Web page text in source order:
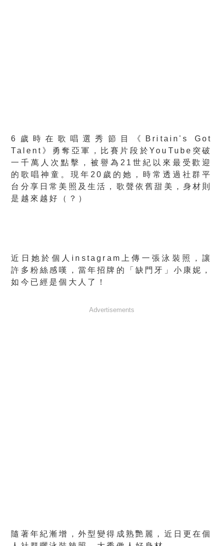
6歲時在歌唱選秀節目《Britain's Got
Talent》勇奪亞軍，比賽片段於YouTube突破
一千萬人次點擊，被譽為21世紀以來最受歡迎
的歌唱神童。現年20歲的她，時常透過社群平
台分享日常美照及生活，歌聲依舊甜美，身材則
是越來越好（？）
近日她於個人instagram上傳一張泳裝照，讓
許多粉絲感嘆，當年招牌的「缺門牙」小康妮，
如今已經是個大人了！
Advertisements
隨著年紀漸增，外型變得成熟艷麗，近日更在個